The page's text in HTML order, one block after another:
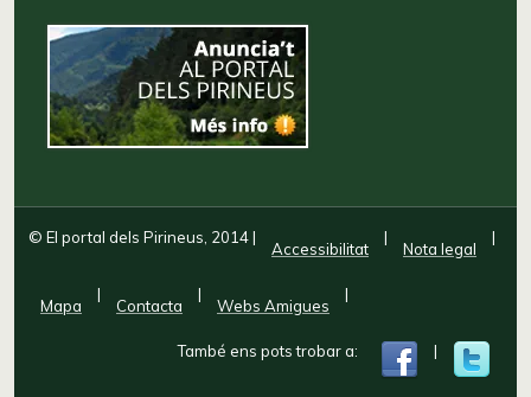
© El portal dels Pirineus, 2014|
Accessibilitat
|
Nota legal
|
Mapa
|
Contacta
|
Webs Amigues
|
També ens pots trobar a: |